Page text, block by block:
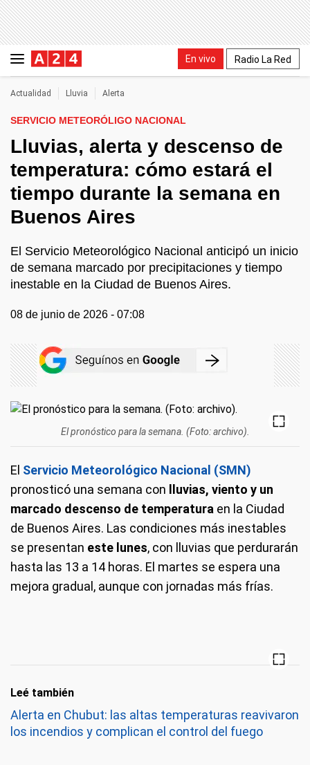
En vivo Radio La Red
Actualidad Lluvia Alerta
SERVICIO METEORÓLIGO NACIONAL
Lluvias, alerta y descenso de
temperatura: cómo estará el
tiempo durante la semana en
Buenos Aires
El Servicio Meteorológico Nacional anticipó un inicio
de semana marcado por precipitaciones y tiempo
inestable en la Ciudad de Buenos Aires.
08 de junio de 2026 - 07:08
El pronóstico para la semana. (Foto: archivo).
El Servicio Meteorológico Nacional (SMN)
pronosticó una semana con lluvias, viento y un
marcado descenso de temperatura en la Ciudad
de Buenos Aires. Las condiciones más inestables
se presentan este lunes, con lluvias que perdurarán
hasta las 13 a 14 horas. El martes se espera una
mejora gradual, aunque con jornadas más frías.
Leé también
Alerta en Chubut: las altas temperaturas reavivaron
los incendios y complican el control del fuego